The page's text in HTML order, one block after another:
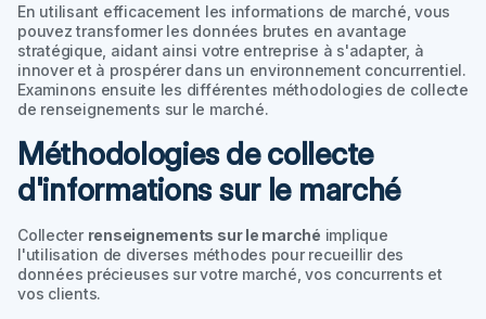
En utilisant efficacement les informations de marché, vous
pouvez transformer les données brutes en avantage
stratégique, aidant ainsi votre entreprise à s'adapter, à
innover et à prospérer dans un environnement concurrentiel.
Examinons ensuite les différentes méthodologies de collecte
de renseignements sur le marché.
Méthodologies de collecte
d'informations sur le marché
Collecter renseignements sur le marché implique
l'utilisation de diverses méthodes pour recueillir des
données précieuses sur votre marché, vos concurrents et
vos clients.